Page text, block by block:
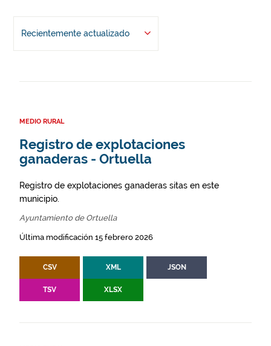
Recientemente actualizado
MEDIO RURAL
Registro de explotaciones
ganaderas - Ortuella
Registro de explotaciones ganaderas sitas en este
municipio.
Ayuntamiento de Ortuella
Última modificación 15 febrero 2026
CSV XML JSON
TSV XLSX